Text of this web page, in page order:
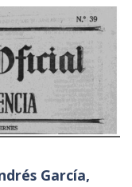
García,